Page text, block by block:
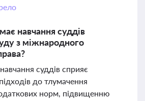
навчання суддів
з міжнародного
суддів сприяє
до тлумачення
норм, підвищенню